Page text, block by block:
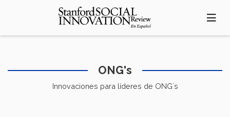
principal
ONG's
Innovaciones para líderes de ONG´s